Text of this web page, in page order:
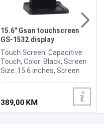
15.6" Gsan touchscreen
GS-1532 display
Touch Screen: Capacitive
Touch, Color: Black, Screen
Size: 15.6 inches, Screen
H150°/V130°, Brightness:
Resolution): 1366*768, Input
Power: 12V, 3.0A, Input
389,00 KM